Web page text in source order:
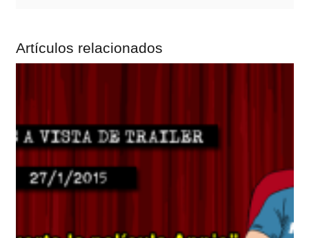
Artículos relacionados